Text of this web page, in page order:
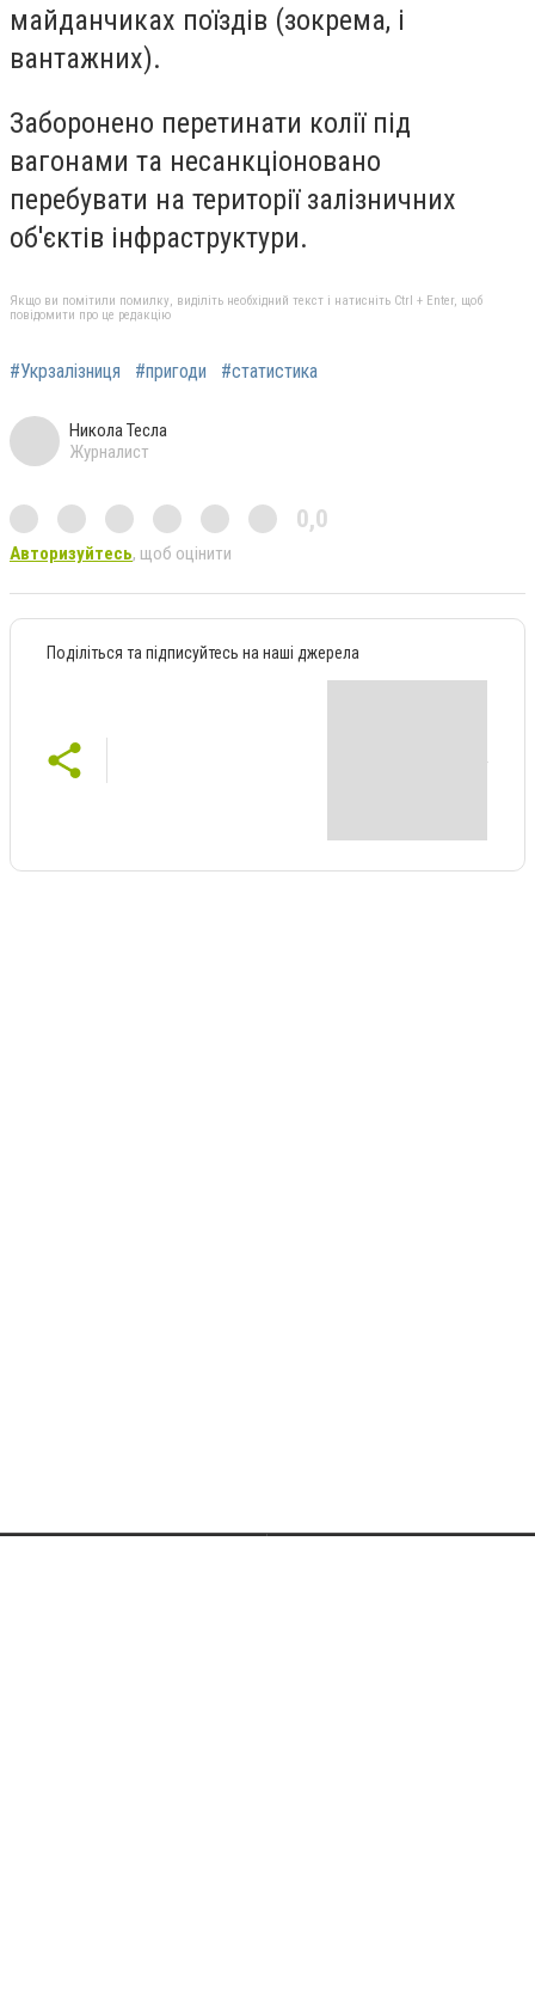
майданчиках поїздів (зокрема, і
вантажних).
Заборонено перетинати колії під
вагонами та несанкціоновано
перебувати на території залізничних
об'єктів інфраструктури.
Якщо ви помітили помилку, виділіть необхідний текст і натисніть Ctrl + Enter, щоб
повідомити про це редакцію
#Укрзалізниця #пригоди #статистика
Никола Тесла
Журналист
0,0
Авторизуйтесь, щоб оцінити
Поділіться та підписуйтесь на наші джерела